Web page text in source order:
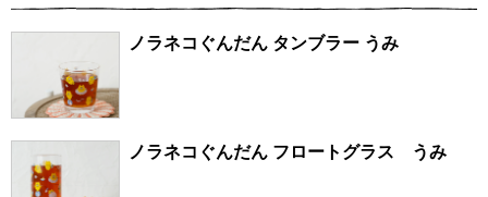
ノラネコぐんだん タンブラー うみ
ノラネコぐんだん フロートグラス うみ